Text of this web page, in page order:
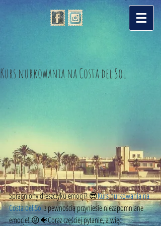
Kurs nurkowania na Costa del Sol
Spragniony dreszczyku emocji? 😎Kurs nurkowania na
Costa del Sol z pewnością przyniesie niezapomniane
emocje! 😜🐠Coraz częściej pytanie, a więc